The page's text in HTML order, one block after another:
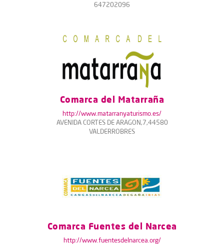
647202096
Comarca del Matarraña
http://www.matarranyaturismo.es/
AVENIDA CORTES DE ARAGON,7,44580
VALDERROBRES
Comarca Fuentes del Narcea
http://www.fuentesdelnarcea.org/